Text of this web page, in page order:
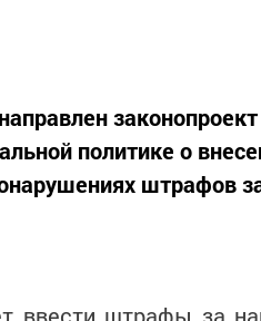
политике о
штрафов